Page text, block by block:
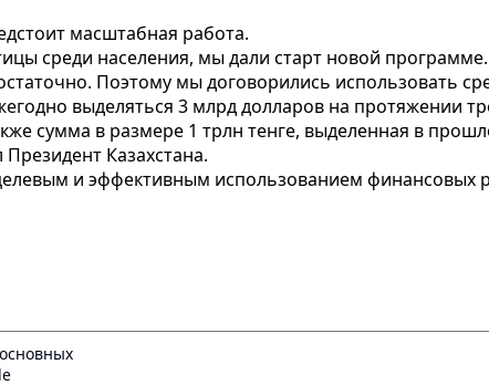
масштабная работа.
среди населения, мы дали старт новой программе.
Поэтому мы договорились использовать
выделяться 3 млрд долларов на протяжении
сумма в размере 1 трлн тенге, выделенная в
Казахстана.
и эффективным использованием финансовых